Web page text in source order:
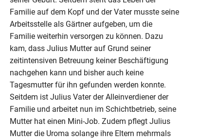
Familie auf dem Kopf und der Vater musste seine
Arbeitsstelle als Gärtner aufgeben, um die
Familie weiterhin versorgen zu können. Dazu
kam, dass Julius Mutter auf Grund seiner
zeitintensiven Betreuung keiner Beschäftigung
nachgehen kann und bisher auch keine
Tagesmutter für ihn gefunden werden konnte.
Seitdem ist Julius Vater der Alleinverdiener der
Familie und arbeitet nun im Schichtbetrieb, seine
Mutter hat einen Mini-Job. Zudem pflegt Julius
Mutter die Uroma solange ihre Eltern mehrmals